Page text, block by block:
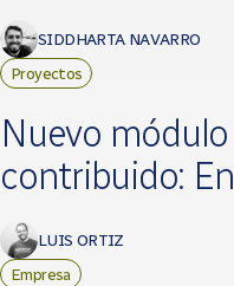
SIDDHARTA NAVARRO
Proyectos
Nuevo
contribuido:
LUIS ORTIZ
Empresa